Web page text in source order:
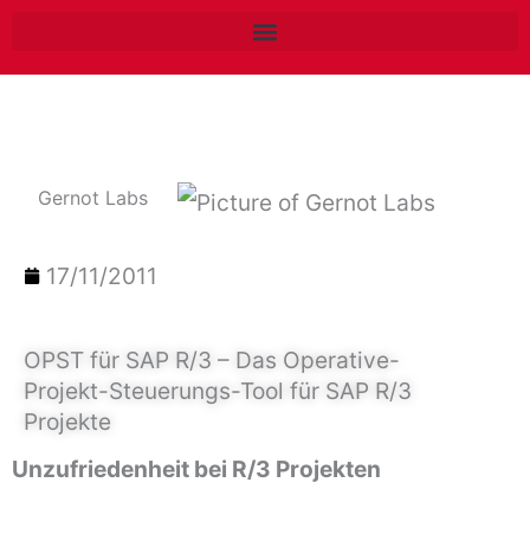
Gernot Labs
17/11/2011
OPST für SAP R/3 – Das Operative-
Projekt-Steuerungs-Tool für SAP R/3
Projekte
Unzufriedenheit bei R/3 Projekten